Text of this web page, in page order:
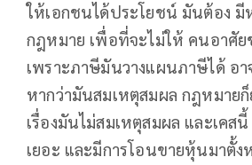
ให้เอกชนได้ประโยชน์ มันต้อง
กฎหมาย เพื่อที่จะไม่ให้ คนอาศั
เพราะภาษีมันวางแผนภาษีได้ อา
หากว่ามันสมเหตุสมผล กฎหมาย
เรื่องมันไม่สมเหตุสมผล และเคส
เยอะ และมีการโอนขายหุ้นมาตั้ง